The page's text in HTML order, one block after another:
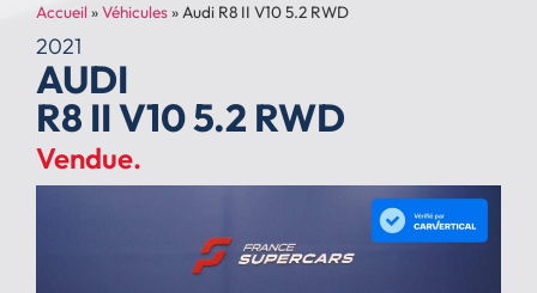
Accueil »Véhicules»Audi R8 II V10 5.2 RWD
2021
AUDI
R8 II V10 5.2 RWD
Vendue.